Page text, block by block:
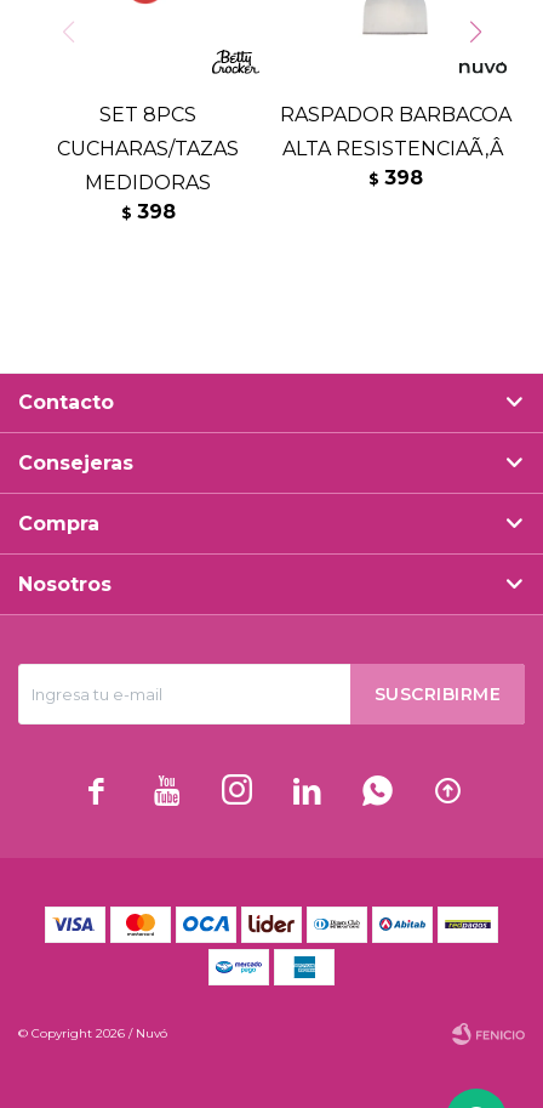
SET 8PCS
CUCHARAS/TAZAS
MEDIDORAS
$ 398
RASPADOR BARBACOA
ALTA RESISTENCIAÃ‚Â
$ 398
SUSCRIBIRME
     
Contacto
Consejeras
Compra
Nosotros
© Copyright 2026 / Nuvó